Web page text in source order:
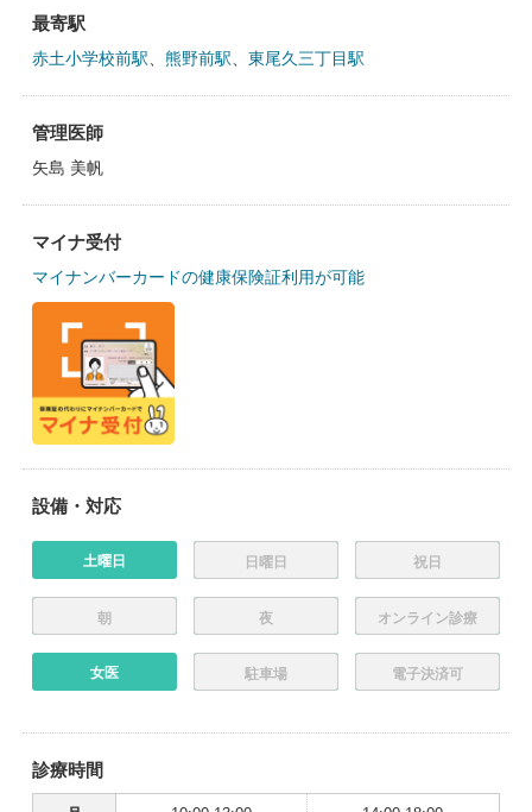
最寄駅
赤土小学校前駅 熊野前駅 東尾久三丁目駅
管理医師
矢島 美帆
マイナ受付
マイナンバーカードの健康保険証利用が可能
設備・対応
土曜日 日曜日 祝日
朝 夜 オンライン診療
女医 駐車場 電子決済可
診療時間